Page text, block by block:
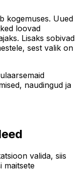
kogemuses. Uued
loovad
Lisaks sobivad
sest valik on
naudingud ja
valida, siis
maitsete